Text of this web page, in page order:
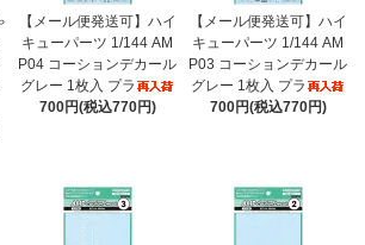
【メール便発送可】ハイ
キューパーツ 1/144 AM
P04 コーションデカール
グレー 1枚入 プラ
700円(税込770円)
【メール便発送可】ハイ
キューパーツ 1/144 AM
P03 コーションデカール
グレー 1枚入 プラ
700円(税込770円)